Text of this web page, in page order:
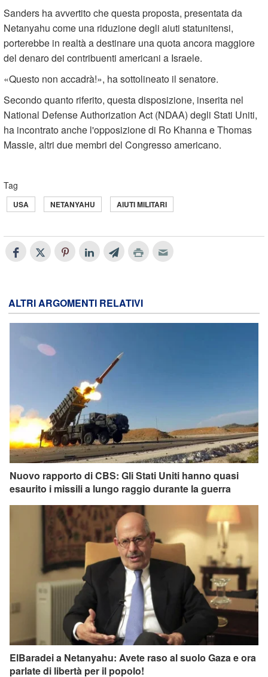
Sanders ha avvertito che questa proposta, presentata da
Netanyahu come una riduzione degli aiuti statunitensi,
porterebbe in realtà a destinare una quota ancora maggiore
del denaro dei contribuenti americani a Israele.
«Questo non accadrà!», ha sottolineato il senatore.
Secondo quanto riferito, questa disposizione, inserita nel
National Defense Authorization Act (NDAA) degli Stati Uniti,
ha incontrato anche l'opposizione di Ro Khanna e Thomas
Massie, altri due membri del Congresso americano.
Tag
USA NETANYAHU AIUTI MILITARI
ALTRI ARGOMENTI RELATIVI
Nuovo rapporto di CBS: Gli Stati Uniti hanno quasi
esaurito i missili a lungo raggio durante la guerra
ElBaradei a Netanyahu: Avete raso al suolo Gaza e ora
parlate di libertà per il popolo!